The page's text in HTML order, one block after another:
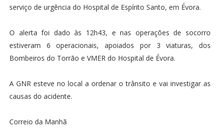
serviço de urgência do Hospital de Espírito Santo, em Évora.
O alerta foi dado às 12h43, e nas operações de socorro
estiveram 6 operacionais, apoiados por 3 viaturas, dos
Bombeiros do Torrão e VMER do Hospital de Évora.
A GNR esteve no local a ordenar o trânsito e vai investigar as
causas do acidente.
Correio da Manhã